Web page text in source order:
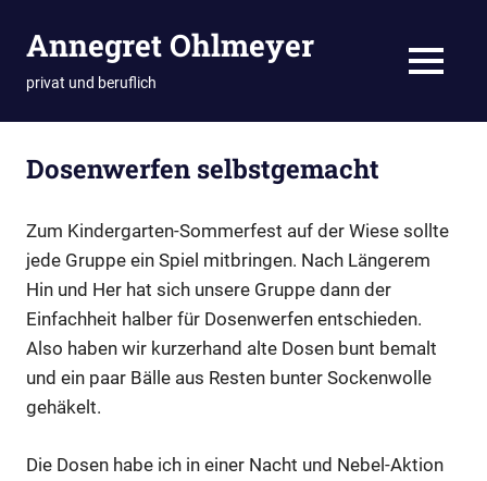
InhaltAnnegret Ohlmeyer
privat und beruflich MENÜ
Dosenwerfen selbstgemacht
Zum Kindergarten-Sommerfest auf der Wiese sollte
jede Gruppe ein Spiel mitbringen. Nach Längerem
Hin und Her hat sich unsere Gruppe dann der
Einfachheit halber für Dosenwerfen entschieden.
Also haben wir kurzerhand alte Dosen bunt bemalt
und ein paar Bälle aus Resten bunter Sockenwolle
gehäkelt.
Die Dosen habe ich in einer Nacht und Nebel-Aktion